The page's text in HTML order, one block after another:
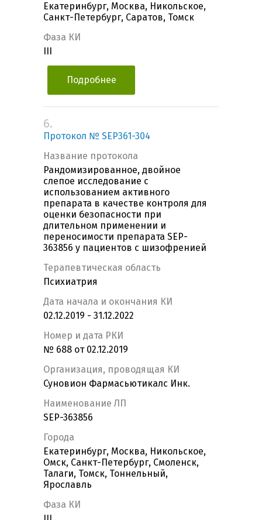
Екатеринбург, Москва, Никольское,
Санкт-Петербург, Саратов, Томск
Фаза КИ
Подробнее
6.
Протокол № SEP361-304
Название протокола
Рандомизированное, двойное
слепое исследование с
использованием активного
препарата в качестве контроля для
оценки безопасности при
длительном применении и
переносимости препарата SEP-
363856 у пациентов с шизофренией
Терапевтическая область
Психиатрия
Дата начала и окончания КИ
02.12.2019 - 31.12.2022
Номер и дата РКИ
№ 688 от 02.12.2019
Организация, проводящая КИ
Суновион Фармасьютикалс Инк.
Наименование ЛП
SEP-363856
Города
Екатеринбург, Москва, Никольское,
Омск, Санкт-Петербург, Смоленск,
Талаги, Томск, Тоннельный,
Ярославль
Фаза КИ